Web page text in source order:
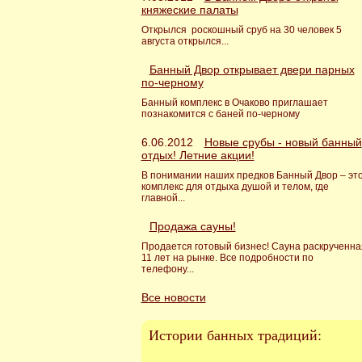
княжеские палаты
Открылся роскошный сруб на 30 человек 5
августа открылся...
Банный Двор открывает двери парных
по-черному
Банный комплекс в Очаково приглашает
познакомится с баней по-черному
6.06.2012
Новые срубы - новый банный
отдых! Летние акции!
В понимании наших предков Банный Двор –
комплекс для отдыха душой и телом, где
главной...
Продажа сауны!
Продается готовый бизнес! Сауна
11 лет на рынке. Все подробности по
телефону...
Все новости
Истории банных традиций: